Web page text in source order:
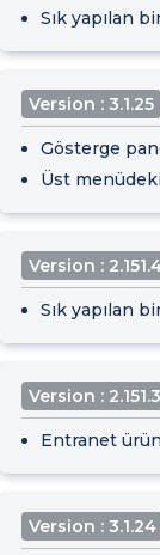
Sık yapılan
Version : 3.1.25
Gösterge
Üst
Version :
Sık yapılan
Version : 2.151.3
Entranet
Version : 3.1.24